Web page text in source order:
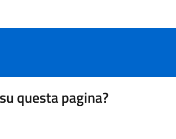
questa pagina?